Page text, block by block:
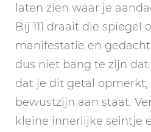
laten zien waar je
Bij 111 draait die spiegel
manifestatie en
dus niet bang te zijn
dat je dit getal
bewustzijn aan staat.
kleine innerlijke seintje